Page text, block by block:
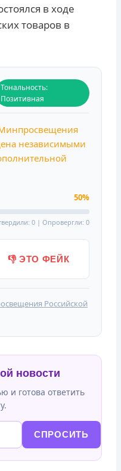
в ходе
товаров в
Тональность:
Позитивная
независимыми
50%
0 | Опровергли: 0
👎 ЭТО ФЕЙК
Российской
новости
и готова ответить
СПРОСИТЬ